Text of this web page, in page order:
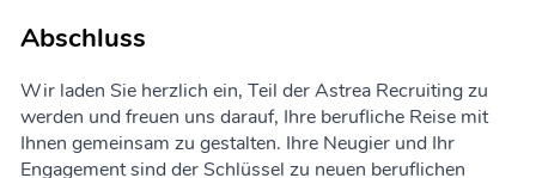
Abschluss
Wir laden Sie herzlich ein, Teil der Astrea Recruiting zu
werden und freuen uns darauf, Ihre berufliche Reise mit
Ihnen gemeinsam zu gestalten. Ihre Neugier und Ihr
Engagement sind der Schlüssel zu neuen beruflichen